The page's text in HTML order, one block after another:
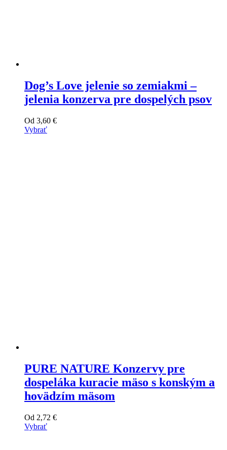
Dog’s Love jelenie so zemiakmi –
jelenia konzerva pre dospelých psov
Od 3,60 €
Vybrať
PURE NATURE Konzervy pre
dospeláka kuracie mäso s konským a
hovädzím mäsom
Od 2,72 €
Vybrať